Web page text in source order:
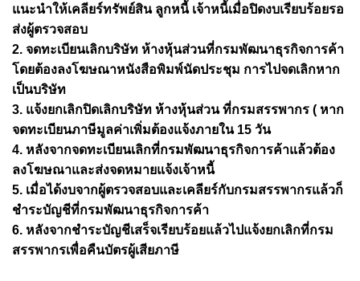
แนะนำให้เคลียร์ทรัพย์สิน ลูกหนี้ เจ้าหนี้เมื่อปิดงบเรียบร้อยรอ
ส่งผู้ตรวจสอบ
2. จดทะเบียนเลิกบริษัท ห้างหุ้นส่วนที่กรมพัฒนาธุรกิจการค้า
โดยต้องลงโฆษณาหนังสือพิมพ์นัดประชุม การไปจดเลิกหาก
เป็นบริษัท
3. แจ้งยกเลิกปิดเลิกบริษัท ห้างหุ้นส่วน ที่กรมสรรพากร ( หาก
จดทะเบียนภาษีมูลค่าเพิ่มต้องแจ้งภายใน 15 วัน
4. หลังจากจดทะเบียนเลิกที่กรมพัฒนาธุรกิจการค้าแล้วต้อง
ลงโฆษณาและส่งจดหมายแจ้งเจ้าหนี้
5. เมื่อได้งบจากผู้ตรวจสอบและเคลียร์กับกรมสรรพากรแล้วก็
ชำระบัญชีที่กรมพัฒนาธุรกิจการค้า
6. หลังจากชำระบัญชีเสร็จเรียบร้อยแล้วไปแจ้งยกเลิกที่กรม
สรรพากรเพื่อคืนบัตรผู้เสียภาษี